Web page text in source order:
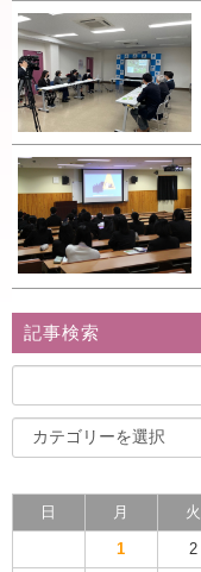
記事検索
日 月 火
1 2